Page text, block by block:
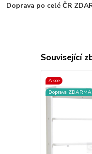
Doprava po celé ČR
Související
Akce
Doprava ZDARMA